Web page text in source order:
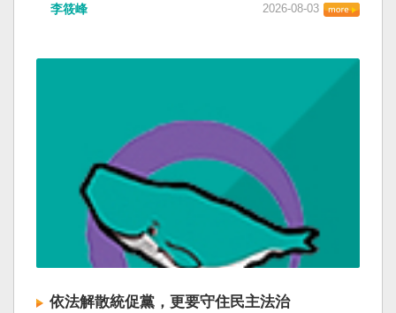
李筱峰 2026-08-03
依法解散統促黨，更要守住民主法治